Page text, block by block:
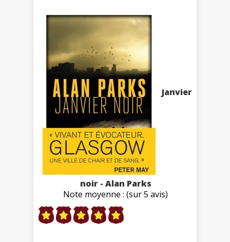
Janvier
noir - Alan Parks
Note moyenne : (sur 5 avis)